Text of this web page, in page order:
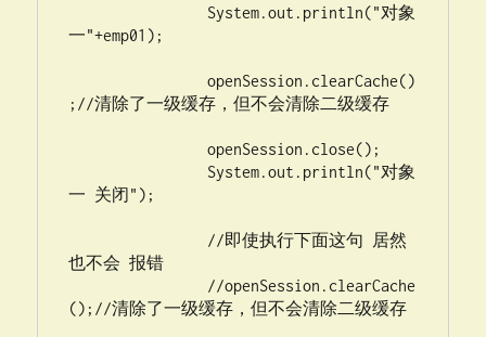
一"+emp01);
		openSession.clearCache()
;//清除了一级缓存，但不会清除二级缓存
		openSession.close();
一 关闭");
也不会 报错
();//清除了一级缓存，但不会清除二级缓存